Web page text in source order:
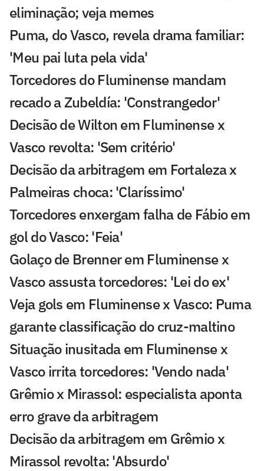
eliminação; veja memes
Puma, do Vasco, revela drama familiar:
'Meu pai luta pela vida'
Torcedores do Fluminense mandam
recado a Zubeldía: 'Constrangedor'
Decisão de Wilton em Fluminense x
Vasco revolta: 'Sem critério'
Decisão da arbitragem em Fortaleza x
Palmeiras choca: 'Claríssimo'
Torcedores enxergam falha de Fábio em
gol do Vasco: 'Feia'
Golaço de Brenner em Fluminense x
Vasco assusta torcedores: 'Lei do ex'
Veja gols em Fluminense x Vasco: Puma
garante classificação do cruz-maltino
Situação inusitada em Fluminense x
Vasco irrita torcedores: 'Vendo nada'
Grêmio x Mirassol: especialista aponta
erro grave da arbitragem
Decisão da arbitragem em Grêmio x
Mirassol revolta: 'Absurdo'